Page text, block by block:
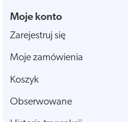
Moje konto
Zarejestruj się
Moje zamówienia
Koszyk
Obserwowane